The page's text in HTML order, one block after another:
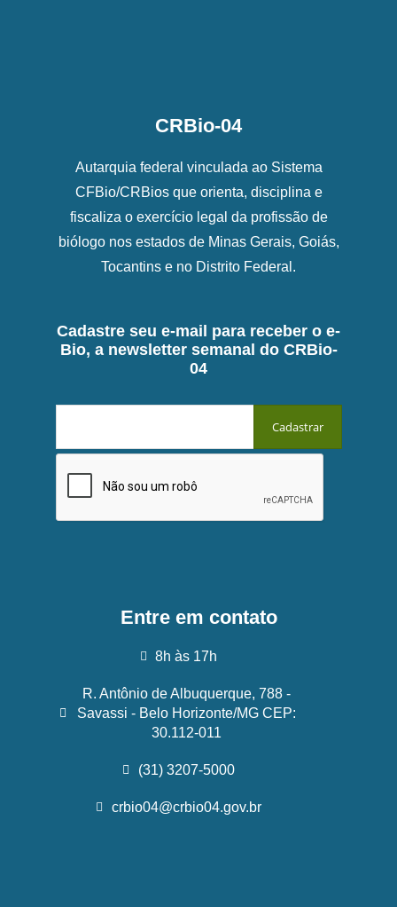
CRBio-04
Autarquia federal vinculada ao Sistema
CFBio/CRBios que orienta, disciplina e
fiscaliza o exercício legal da profissão de
biólogo nos estados de Minas Gerais, Goiás,
Tocantins e no Distrito Federal.
Cadastre seu e-mail para receber o e-
Bio, a newsletter semanal do CRBio-
04
Entre em contato
8h às 17h
R. Antônio de Albuquerque, 788 -
Savassi - Belo Horizonte/MG CEP:
30.112-011
(31) 3207-5000
crbio04@crbio04.gov.br